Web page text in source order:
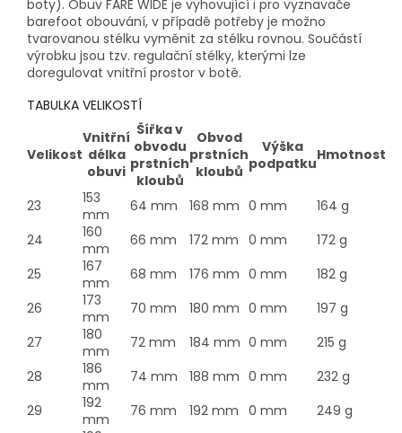
boty). Obuv FARE WIDE je vyhovující i pro vyznavače
barefoot obouvání, v případě potřeby je možno
tvarovanou stélku vyměnit za stélku rovnou. Součástí
výrobku jsou tzv. regulační stélky, kterými lze
doregulovat vnitřní prostor v botě.
TABULKA VELIKOSTÍ
Velikost
Vnitřní
délka
obuvi
Šířka v
obvodu
prstních
kloubů
Obvod
prstních
kloubů
Výška
podpatkuHmotnost
23
153
mm
64 mm 168 mm 0 mm
164 g
24
160
mm
66 mm 172 mm 0 mm
172 g
25
167
mm
68 mm 176 mm 0 mm
182 g
26
173
mm
70 mm 180 mm 0 mm
197 g
27
180
mm
72 mm 184 mm 0 mm
215 g
28
186
mm
74 mm 188 mm 0 mm
232 g
29
192
mm
76 mm 192 mm 0 mm
249 g